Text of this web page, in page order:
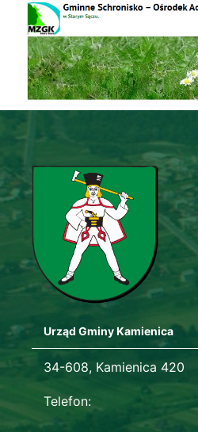
Schronisko
Urząd Gminy Kamienica
Adres urzędu
34-608, Kamienica 420
Dane kontaktowe
Telefon